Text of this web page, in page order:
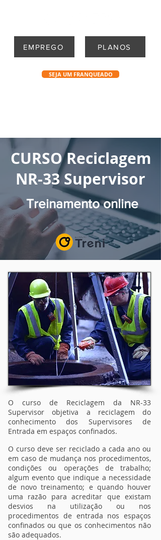
EMPREGO PLANOS
SEJA UM FRANQUEADO
CURSO Reciclagem
NR-33 Supervisor
Treinamento online
O curso de Reciclagem da NR-33
Supervisor objetiva a reciclagem do
conhecimento dos Supervisores de
Entrada em espaços confinados.
O curso deve ser reciclado a cada ano ou
em caso de mudança nos procedimentos,
condições ou operações de trabalho;
algum evento que indique a necessidade
de novo treinamento; e quando houver
uma razão para acreditar que existam
desvios na utilização ou nos
procedimentos de entrada nos espaços
confinados ou que os conhecimentos não
são adequados.